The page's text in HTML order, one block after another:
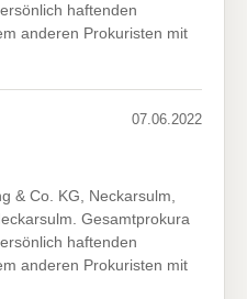
haftenden
anderen Prokuristen mit
07.06.2022
& Co. KG, Neckarsulm,
Gesamtprokura
haftenden
anderen Prokuristen mit